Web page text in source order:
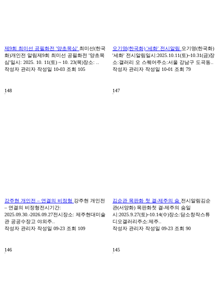
제9회 최미선 공필화전 '양초목심' 최미선(한국
화)개인전 알림제9회 최미선 공필화전 '양초목
심'일시: 2025. 10. 11(토) ~ 10. 23(목)장소: ..
작성자 관리자 작성일 10-03 조회 105
오기영(한국화) '세화' 전시알림 오기영(한국화)
'세화' 전시알림일시:2025.10.11(토)~10.31(금)장
소:갤러리 오 스퀘어주소:서울 강남구 도곡동..
작성자 관리자 작성일 10-01 조회 79
148
강주현 개인전 – 연결의 비정형 강주현 개인전
– 연결의 비정형전시기간:
2025.09.30.-2026.09.27전시장소: 제주현대미술
관 공공수장고 야외주..
작성자 관리자 작성일 09-23 조회 109
147
김순관 목판화 첫 결-제주의 숨 전시알림김순
관(서양화) 목판화첫 결-제주의 숨일
시:2025.9.27(토)~10.14(수)장소:담소창작스튜
디오갤러리주소:제주..
작성자 관리자 작성일 09-23 조회 90
146 145